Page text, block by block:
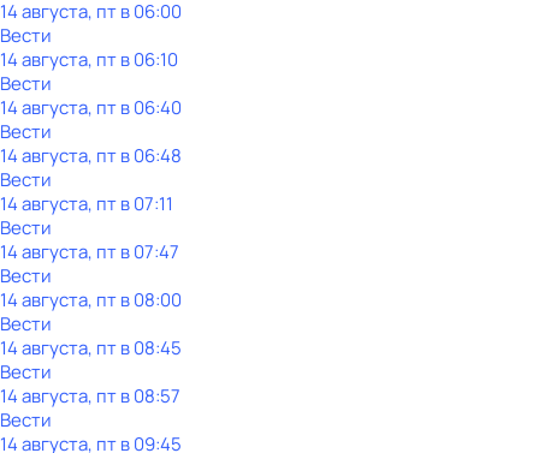
14 августа, пт в 06:00
Вести
14 августа, пт в 06:10
Вести
14 августа, пт в 06:40
Вести
14 августа, пт в 06:48
Вести
14 августа, пт в 07:11
Вести
14 августа, пт в 07:47
Вести
14 августа, пт в 08:00
Вести
14 августа, пт в 08:45
Вести
14 августа, пт в 08:57
Вести
14 августа, пт в 09:45